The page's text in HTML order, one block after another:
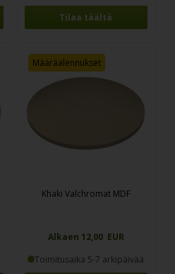
Tilaa täältä
Määräalennukset
Khaki Valchromat MDF
Alkaen 12,00 EUR
Toimitusaika 5-7 arkipäivää